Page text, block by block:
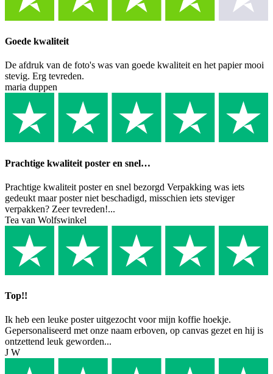
Goede kwaliteit
De afdruk van de foto's was van goede kwaliteit en het papier mooi
stevig. Erg tevreden.
maria duppen
Prachtige kwaliteit poster en snel…
Prachtige kwaliteit poster en snel bezorgd Verpakking was iets
gedeukt maar poster niet beschadigd, misschien iets steviger
verpakken? Zeer tevreden!...
Tea van Wolfswinkel
Top!!
Ik heb een leuke poster uitgezocht voor mijn koffie hoekje.
Gepersonaliseerd met onze naam erboven, op canvas gezet en hij is
ontzettend leuk geworden...
J W